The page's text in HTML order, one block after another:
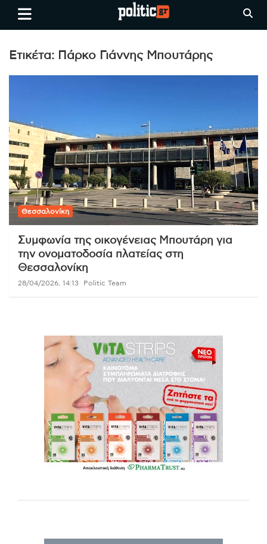
Skip
Ειδήσεις απο τη
Θεσσαλονίκη, την Ελλάδα και
όλο τον Κόσμο
politic.gr
Ετικέτα: Πάρκο Γιάννης Μπουτάρης
Θεσσαλονίκη
Συμφωνία της οικογένειας Μπουτάρη για
την ονοματοδοσία πλατείας στη
Θεσσαλονίκη
28/04/2026, 14:13 Politic Team